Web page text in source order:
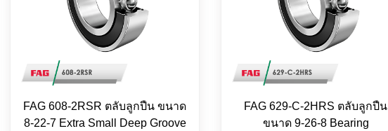
FAG 608-2RSR ตลับลูกปืน ขนาด
8-22-7 Extra Small Deep Groove
FAG 629-C-2HRS ตลับลูกปืน
ขนาด 9-26-8 Bearing